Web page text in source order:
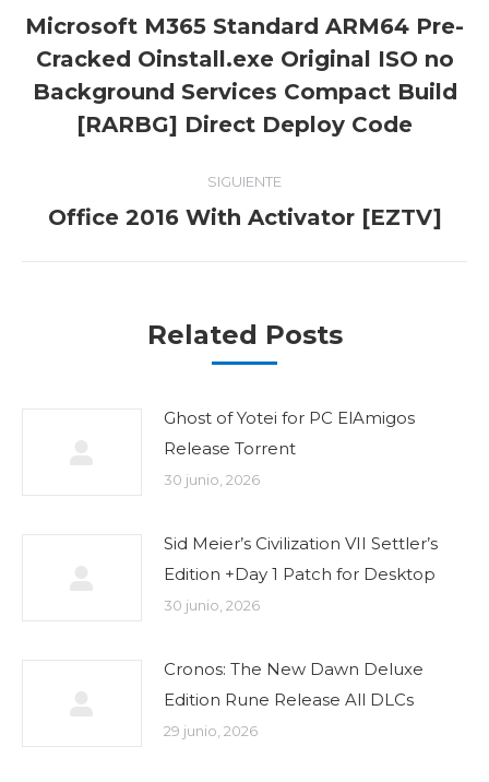
entre
publicacionesPublicación
anterior:
Microsoft M365 Standard ARM64 Pre-
Cracked Oinstall.exe Original ISO no
Background Services Compact Build
[RARBG] Direct Deploy Code
SIGUIENTE
Publicación
Office 2016 With Activator [EZTV]
Related Posts
Ghost of Yotei for PC ElAmigos
Release Torrent
30 junio, 2026
Sid Meier’s Civilization VII Settler’s
Edition +Day 1 Patch for Desktop
30 junio, 2026
Cronos: The New Dawn Deluxe
Edition Rune Release All DLCs
29 junio, 2026